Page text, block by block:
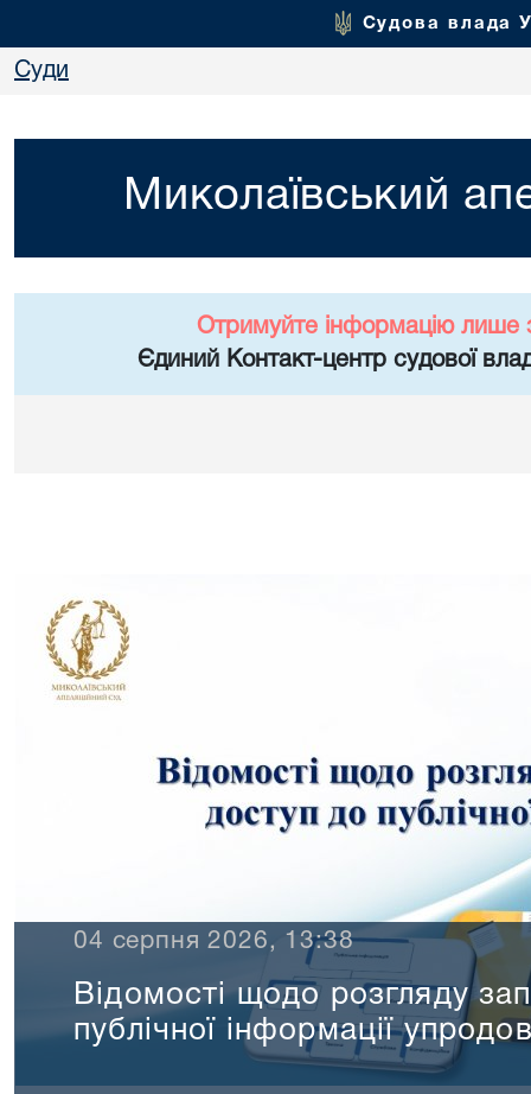
Судова влада
Суди
Миколаївський
Отримуйте інформацію лише
Єдиний Контакт-центр судової
04 серпня 2026, 13:38
Відомості щодо розгляду
публічної інформації